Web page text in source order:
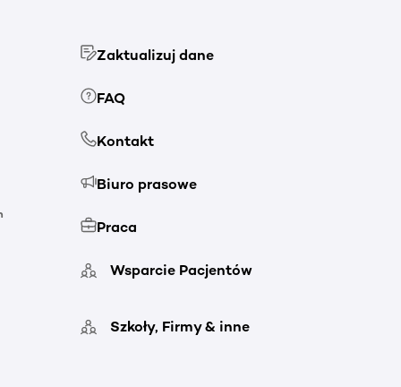
Zaktualizuj dane
FAQ
Kontakt
Biuro prasowe
Praca
Wsparcie Pacjentów
Szkoły, Firmy & inne